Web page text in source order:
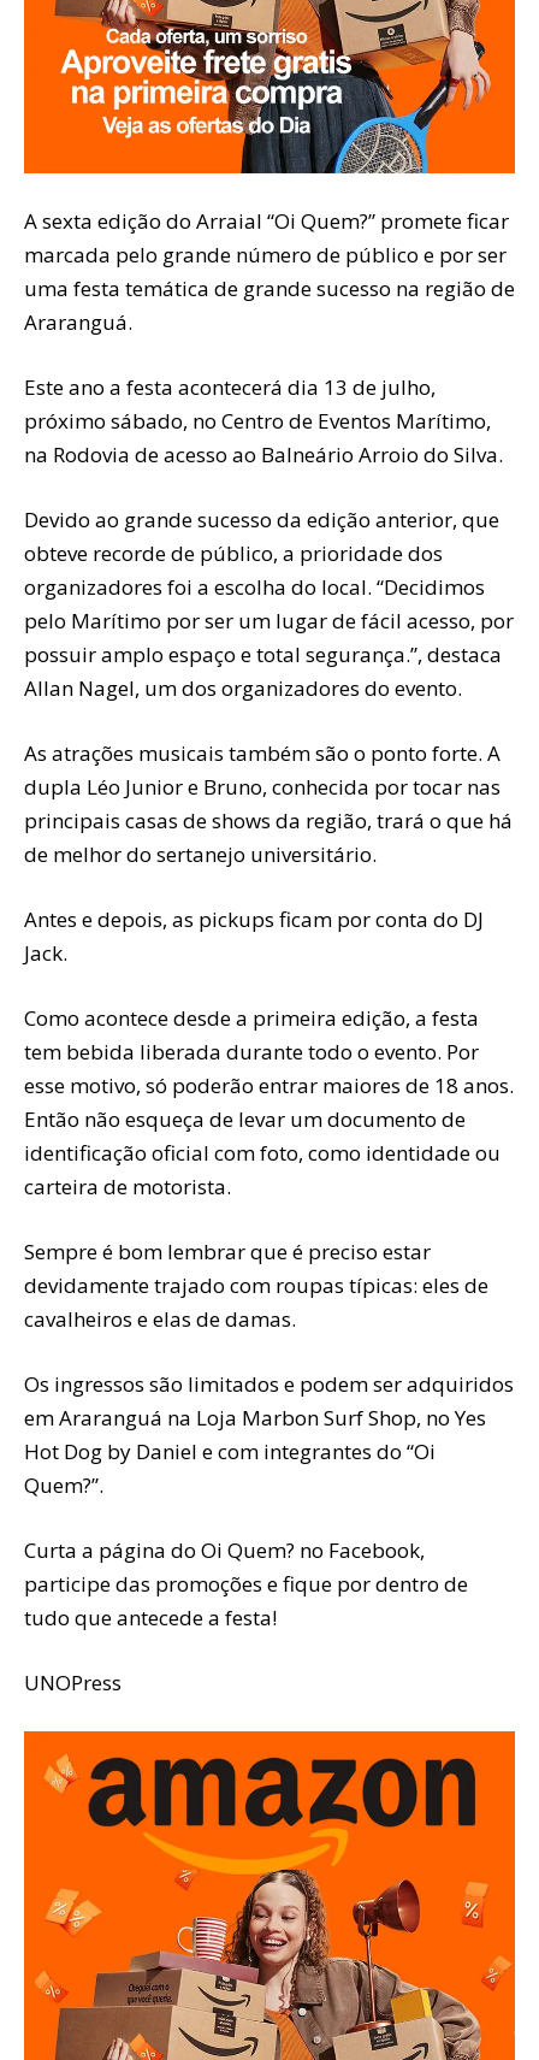
A sexta edição do Arraial “Oi Quem?” promete ficar
marcada pelo grande número de público e por ser
uma festa temática de grande sucesso na região de
Araranguá.
Este ano a festa acontecerá dia 13 de julho,
próximo sábado, no Centro de Eventos Marítimo,
na Rodovia de acesso ao Balneário Arroio do Silva.
Devido ao grande sucesso da edição anterior, que
obteve recorde de público, a prioridade dos
organizadores foi a escolha do local. “Decidimos
pelo Marítimo por ser um lugar de fácil acesso, por
possuir amplo espaço e total segurança.”, destaca
Allan Nagel, um dos organizadores do evento.
As atrações musicais também são o ponto forte. A
dupla Léo Junior e Bruno, conhecida por tocar nas
principais casas de shows da região, trará o que há
de melhor do sertanejo universitário.
Antes e depois, as pickups ficam por conta do DJ
Jack.
Como acontece desde a primeira edição, a festa
tem bebida liberada durante todo o evento. Por
esse motivo, só poderão entrar maiores de 18 anos.
Então não esqueça de levar um documento de
identificação oficial com foto, como identidade ou
carteira de motorista.
Sempre é bom lembrar que é preciso estar
devidamente trajado com roupas típicas: eles de
cavalheiros e elas de damas.
Os ingressos são limitados e podem ser adquiridos
em Araranguá na Loja Marbon Surf Shop, no Yes
Hot Dog by Daniel e com integrantes do “Oi
Quem?”.
Curta a página do Oi Quem? no Facebook,
participe das promoções e fique por dentro de
tudo que antecede a festa!
UNOPress